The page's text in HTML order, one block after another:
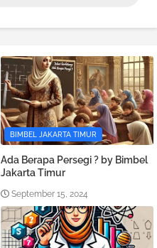
BIMBEL JAKARTA TIMUR
Ada Berapa Persegi ? by Bimbel
Jakarta Timur
September 15, 2024